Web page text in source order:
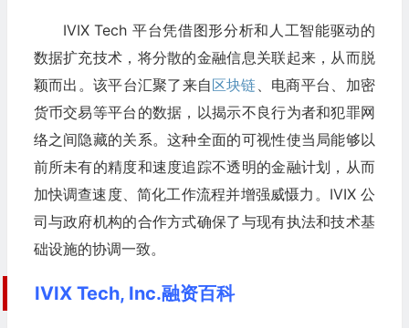
IVIX Tech 平台凭借图形分析和人工智能驱动的
数据扩充技术，将分散的金融信息关联起来，从而脱
颖而出。该平台汇聚了来自区块链、电商平台、加密
货币交易等平台的数据，以揭示不良行为者和犯罪网
络之间隐藏的关系。这种全面的可视性使当局能够以
前所未有的精度和速度追踪不透明的金融计划，从而
加快调查速度、简化工作流程并增强威慑力。IVIX 公
司与政府机构的合作方式确保了与现有执法和技术基
础设施的协调一致。
IVIX Tech, Inc.融资百科